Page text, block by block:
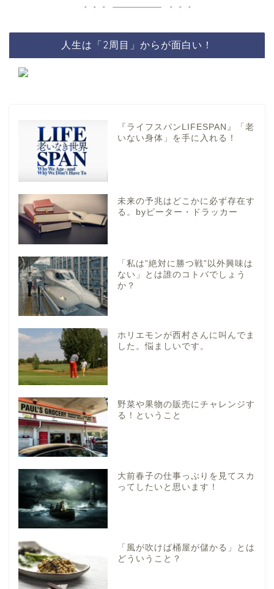
人生は「2周目」からが面白い！
『ライフスパンLIFESPAN』「老
いない身体」を手に入れる！
未来の予兆はどこかに必ず存在す
る。byピーター・ドラッカー
「私は”絶対に勝つ戦”以外興味は
ない」とは誰のコトバでしょう
か？
ホリエモンが西村さんに叫んでま
した。悩ましいです。
野菜や果物の販売にチャレンジす
る！ということ
大前春子の仕事っぷりを見てスカ
ってしたいと思います！
「風が吹けば桶屋が儲かる」とは
どういうこと？